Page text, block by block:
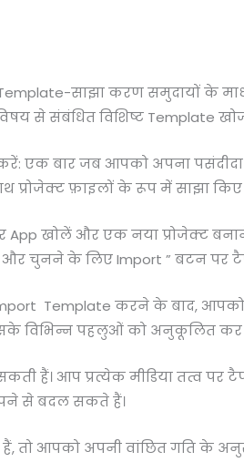
Template-साझा करण समुदायों के
से संबंधित विशिष्ट Template
एक बार जब आपको अपना
प्रोजेक्ट फ़ाइलों के रूप में साझा किए
App खोलें और एक नया प्रोजेक्ट
और चुनने के लिए Import ” बटन पर
Template करने के बाद, आपको
विभिन्न पहलुओं को अनुकूलित
सकती हैं। आप प्रत्येक मीडिया तत्व
से बदल सकते हैं।
हैं, तो आपको अपनी वांछित गति के